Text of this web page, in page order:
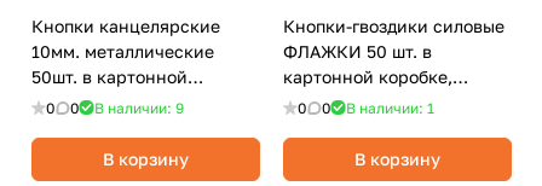
Кнопки канцелярские
10мм. металлические
50шт. в картонной
коробке, ассорти/Attache
0 0 В наличии: 9
В корзину
Кнопки-гвоздики силовые
ФЛАЖКИ 50 шт. в
картонной коробке,
ассорти/OfficeSpace
0 0 В наличии: 1
В корзину